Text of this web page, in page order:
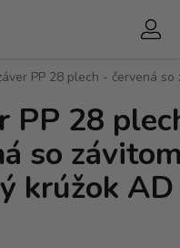
PP 28 plech - červená
PP 28
so
krúžok AD